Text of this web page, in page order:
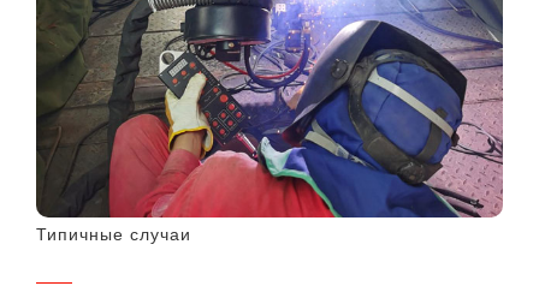
Типичные случаи